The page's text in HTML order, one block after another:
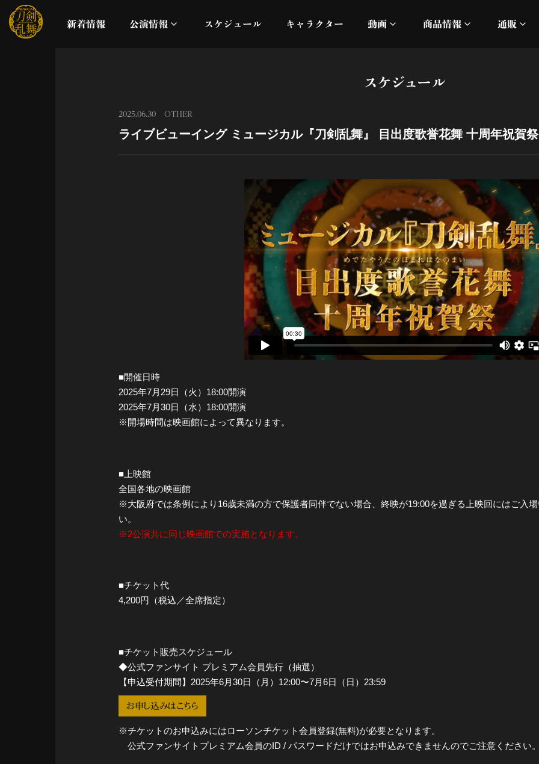
新着情報 公演情報 スケジュール キャラクター 動画 商品情報
加州清光 単騎出陣 極
江 おん すていじ かうん
静かなる夜半の寝ざめ
十周年記念 乱舞博覧会
目出度歌誉花舞 十周年祝賀
全公演グッズ
ディスコグラフィー
通販
ネル
スケジュール
2025.06.30 OTHER
ライブビューイング ミュージカル『刀剣乱舞』 目出度歌誉花舞 十周年祝賀祭
■開催日時
2025年7月29日（火）18:00開演
2025年7月30日（水）18:00開演
※開場時間は映画館によって異なります。
■上映館
全国各地の映画館
※大阪府では条例により16歳未満の方で保護者同伴でない場合、終映が19:00を過ぎる上映回にはご入
い。
※2公演共に同じ映画館での実施となります。
■チケット代
4,200円（税込／全席指定）
■チケット販売スケジュール
◆公式ファンサイト プレミアム会員先行（抽選）
【申込受付期間】2025年6月30日（月）12:00〜7月6日（日）23:59
お申し込みはこちら
※チケットのお申込みにはローソンチケット会員登録(無料)が必要となります。
公式ファンサイトプレミアム会員のID / パスワードだけではお申込みできませんのでご注意ください